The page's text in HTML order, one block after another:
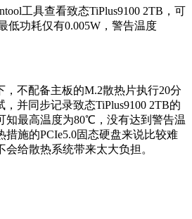
工具查看致态TiPlus9100 2TB，可
低功耗仅有0.005W，警告温度
不配备主板的M.2散热片执行20分
并同步记录致态TiPlus9100 2TB的
知最高温度为80℃，没有达到警告温
措施的PCIe5.0固态硬盘来说比较难
给散热系统带来太大负担。